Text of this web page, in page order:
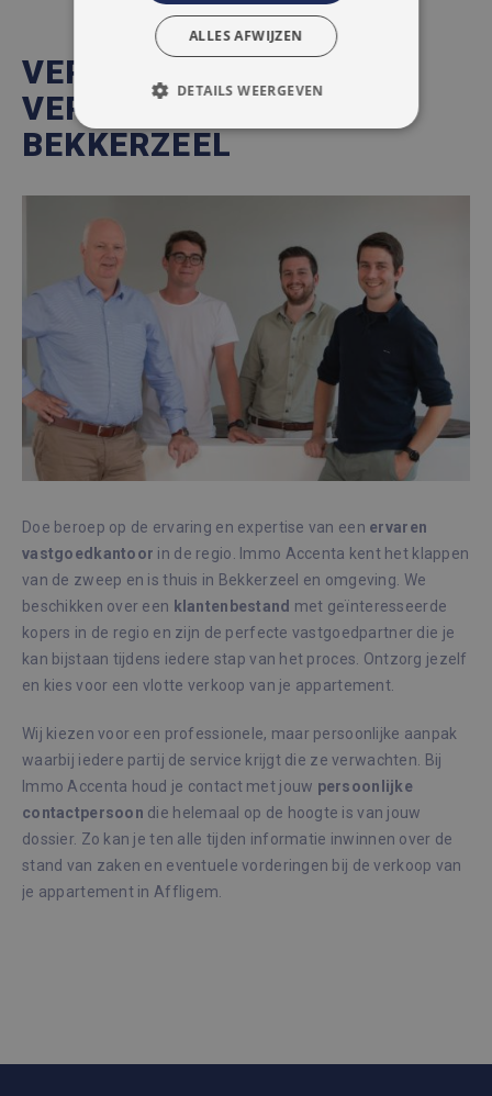
VERKOPEN MET
VERTROUWEN IN
BEKKERZEEL
Doe beroep op de ervaring en expertise van een ervaren
vastgoedkantoor in de regio. Immo Accenta kent het klappen
van de zweep en is thuis in Bekkerzeel en omgeving. We
beschikken over een klantenbestand met geïnteresseerde
kopers in de regio en zijn de perfecte vastgoedpartner die je
kan bijstaan tijdens iedere stap van het proces. Ontzorg jezelf
en kies voor een vlotte verkoop van je appartement.
Wij kiezen voor een professionele, maar persoonlijke aanpak
waarbij iedere partij de service krijgt die ze verwachten. Bij
Immo Accenta houd je contact met jouw persoonlijke
contactpersoon die helemaal op de hoogte is van jouw
dossier. Zo kan je ten alle tijden informatie inwinnen over de
stand van zaken en eventuele vorderingen bij de verkoop van
je appartement in Affligem.
ALLES AFWIJZEN
DETAILS WEERGEVEN
STRIKT NOODZAKELIJK
NIET-GECLASSIFICEERD
Strikt noodzakelijk
Prestatie
Targeting
Functioneel
Niet-geclassificeerd
Strikt noodzakelijke cookies maken de
kernfunctionaliteiten van de website mogelijk,
De website kan niet goed worden gebruikt
zonder de strikt noodzakelijke cookies.
Naam
Aanbieder /
Domein
Vervaldatum
www.google.com
CookieScriptConsent
CookieScript
immoaccenta.be
1 maand